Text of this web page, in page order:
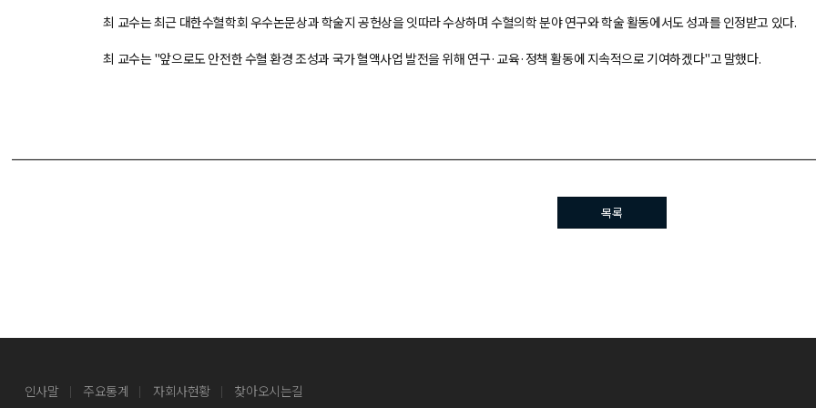
최 교수는 최근 대한수혈학회 우수논문상과 학술지 공헌상을 잇따라 수상하며 수혈의학 분야 연구와 학술 활동에서도 성과를 인정받고 있다.
최 교수는 "앞으로도 안전한 수혈 환경 조성과 국가 혈액사업 발전을 위해 연구·교육·정책 활동에 지속적으로 기여하겠다"고 말했다.
목록
인사말 주요통계 자회사현황 찾아오시는길